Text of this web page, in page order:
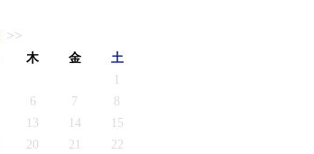
>>
木 金
土
6 7
8
13 14
15
20 21
22